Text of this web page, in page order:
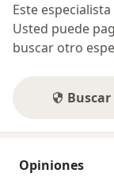
Este
Usted puede
buscar otro
Opiniones